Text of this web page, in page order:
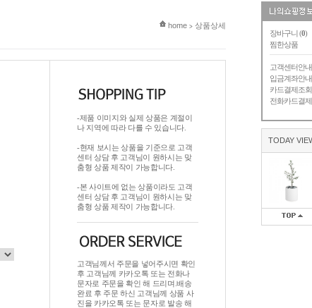
장바구니 (0)
찜한상품
고객센터안내
입금계좌안내
카드결제조회
전화카드결제
TODAY
현재 위치
home > 상품상세
-제품 이미지와 실제 상품은 계절이
나 지역에 따라 다를 수 있습니다.
-현재 보시는 상품을 기준으로 고객
센터 상담 후 고객님이 원하시는 맞
춤형 상품 제작이 가능합니다.
-본 사이트에 없는 상품이라도 고객
센터 상담 후 고객님이 원하시는 맞
춤형 상품 제작이 가능합니다.
고객님께서 주문을 넣어주시면 확인
후 고객님께 카카오톡 또는 전화나
문자로 주문을 확인 해 드리며.배송
완료 후 주문 하신 고객님께 상품 사
진을 카카오톡 또는 문자로 발송 해